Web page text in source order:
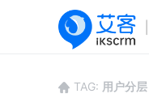
TAG: 用户分层